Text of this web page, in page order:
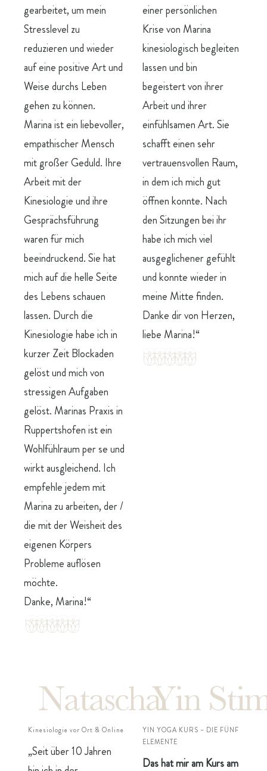
gearbeitet, um mein
Stresslevel zu
reduzieren und wieder
auf eine positive Art und
Weise durchs Leben
gehen zu können.
Marina ist ein liebevoller,
empathischer Mensch
mit großer Geduld. Ihre
Arbeit mit der
Kinesiologie und ihre
Gesprächsführung
waren für mich
beeindruckend. Sie hat
mich auf die helle Seite
des Lebens schauen
lassen. Durch die
Kinesiologie habe ich in
kurzer Zeit Blockaden
gelöst und mich von
stressigen Aufgaben
gelöst. Marinas Praxis in
Ruppertshofen ist ein
Wohlfühlraum per se und
wirkt ausgleichend. Ich
empfehle jedem mit
Marina zu arbeiten, der /
die mit der Weisheit des
eigenen Körpers
Probleme auflösen
möchte.
Danke, Marina!“
einer persönlichen
Krise von Marina
kinesiologisch begleiten
lassen und bin
begeistert von ihrer
Arbeit und ihrer
einfühlsamen Art. Sie
schafft einen sehr
vertrauensvollen Raum,
in dem ich mich gut
öffnen konnte. Nach
den Sitzungen bei ihr
habe ich mich viel
ausgeglichener gefühlt
und konnte wieder in
meine Mitte finden.
Danke dir von Herzen,
liebe Marina!“
Kinesiologie vor Ort & Online
„Seit über 10 Jahren
YIN YOGA KURS – DIE FÜNF
ELEMENTE
Das hat mir am Kurs am